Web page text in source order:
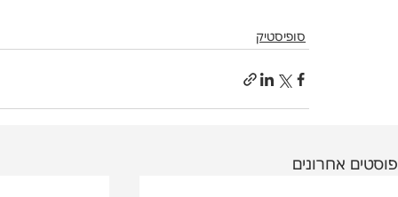
סופיסטיק
פוסטים אחרונים